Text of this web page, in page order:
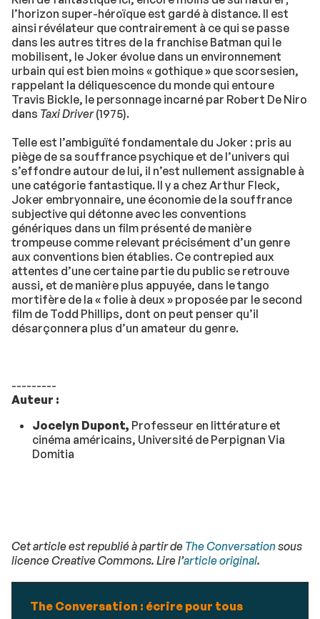
l’horizon super-héroïque est gardé à distance. Il est
ainsi révélateur que contrairement à ce qui se passe
dans les autres titres de la franchise Batman qui le
mobilisent, le Joker évolue dans un environnement
urbain qui est bien moins « gothique » que scorsesien,
rappelant la déliquescence du monde qui entoure
Travis Bickle, le personnage incarné par Robert De Niro
dans Taxi Driver(1975).
Telle est l’ambiguïté fondamentale du Joker : pris au
piège de sa souffrance psychique et de l’univers qui
s’effondre autour de lui, il n’est nullement assignable à
une catégorie fantastique. Il y a chez Arthur Fleck,
Joker embryonnaire, une économie de la souffrance
subjective qui détonne avec les conventions
génériques dans un film présenté de manière
trompeuse comme relevant précisément d’un genre
aux conventions bien établies. Ce contrepied aux
attentes d’une certaine partie du public se retrouve
aussi, et de manière plus appuyée, dans le tango
mortifère de la « folie à deux » proposée par le second
film de Todd Phillips, dont on peut penser qu’il
désarçonnera plus d’un amateur du genre.
---------
Auteur :
Jocelyn Dupont, Professeur en littérature et
cinéma américains, Université de Perpignan Via
Domitia
Cet article est republié à partir de The Conversationsous
licence Creative Commons. Lire l’article original.
The Conversation : écrire pour tous